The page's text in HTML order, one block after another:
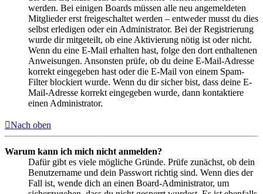
werden. Bei einigen Boards müssen alle neu angemeldeten
Mitglieder erst freigeschaltet werden – entweder musst du dies
selbst erledigen oder ein Administrator. Bei der Registrierung
wurde dir mitgeteilt, ob eine Aktivierung nötig ist oder nicht.
Wenn du eine E-Mail erhalten hast, folge den dort enthaltenen
Anweisungen. Ansonsten prüfe, ob du deine E-Mail-Adresse
korrekt eingegeben hast oder die E-Mail von einem Spam-
Filter blockiert wurde. Wenn du dir sicher bist, dass deine E-
Mail-Adresse korrekt eingegeben wurde, dann kontaktiere
einen Administrator.
Nach oben
Warum kann ich mich nicht anmelden?
Dafür gibt es viele mögliche Gründe. Prüfe zunächst, ob dein
Benutzername und dein Passwort richtig sind. Wenn dies der
Fall ist, wende dich an einen Board-Administrator, um